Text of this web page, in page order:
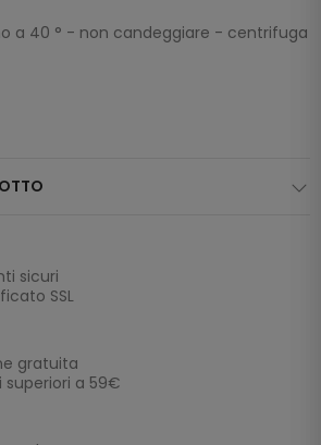
a 40 ° - non candeggiare - centrifuga
sicuri
SSL
gratuita
superiori a 59€